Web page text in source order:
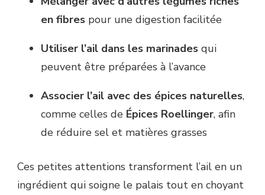
en fibres pour une digestion facilitée
Utiliser l’ail dans les marinades qui
peuvent être préparées à l’avance
Associer l’ail avec des épices naturelles,
comme celles de Épices Roellinger, afin
de réduire sel et matières grasses
Ces petites attentions transforment l’ail en un
ingrédient qui soigne le palais tout en choyant